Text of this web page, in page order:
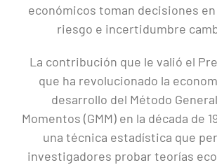
económicos toman decisiones
riesgo e incertidumbre
La contribución que le valió el
que ha revolucionado la
desarrollo del Método
Momentos (GMM) en la década de
una técnica estadística que
investigadores probar teorías